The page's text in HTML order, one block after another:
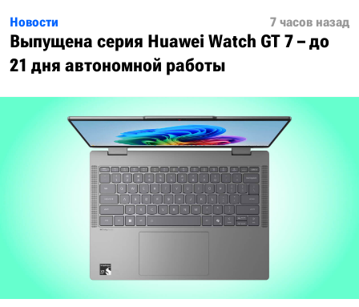
Новости 7 часов назад
Выпущена серия Huawei Watch GT 7 – до
21 дня автономной работы